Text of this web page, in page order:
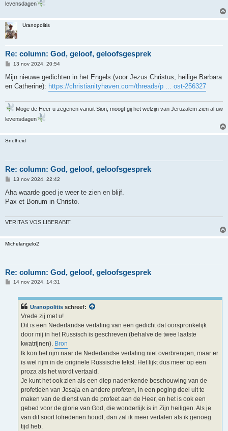
levensdagen
Uranopolitis
Re: column: God, geloof, geloofsgesprek
B
r
i
c
13 nov 2024, 20:54
Mijn nieuwe gedichten in het Engels (voor Jezus Christus, heilige Barbara
en Catherine): https://christianityhaven.com/threads/p ... ost-256327
Moge de Heer u zegenen vanuit Sion, moogt gij het welzijn van Jeruzalem zien al uw
levensdagen
Snelheid
Re: column: God, geloof, geloofsgesprek
B
r
c
13 nov 2024, 22:42
Aha waarde goed je weer te zien en blijf.
Pax et Bonum in Christo.
VERITAS VOS LIBERABIT.
Michelangelo2
Re: column: God, geloof, geloofsgesprek
B14 nov 2024, 14:31
Uranopolitis schreef:
Vrede zij met u!
Dit is een Nederlandse vertaling van een gedicht dat oorspronkelijk
door mij in het Russisch is geschreven (behalve de twee laatste
kwatrijnen). Bron
Ik kon het rijm naar de Nederlandse vertaling niet overbrengen, maar er
is wel rijm in de originele Russische tekst. Het lijkt dus meer op een
proza als het wordt vertaald.
Je kunt het ook zien als een diep nadenkende beschouwing van de
profetieën van Jesaja en andere profeten, in een poging deel uit te
maken van de dienst van de profeet aan de Heer, en het is ook een
gebed voor de glorie van God, die wonderlijk is in Zijn heiligen. Als je
van dit soort lofredenen houdt, dan zal ik meer vertalen als ik genoeg
tijd heb.